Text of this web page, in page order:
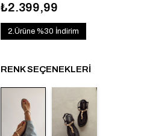
₺2.399,99
2.Ürüne %30 İndirim
RENK SEÇENEKLERI